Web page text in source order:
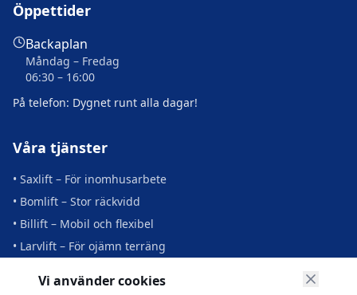
Öppettider
Backaplan
Måndag – Fredag
06:30 – 16:00
På telefon: Dygnet runt alla dagar!
Våra tjänster
• Saxlift – För inomhusarbete
• Bomlift – Stor räckvidd
• Billift – Mobil och flexibel
• Larvlift – För ojämn terräng
• Utbildning och support
Vi använder cookies